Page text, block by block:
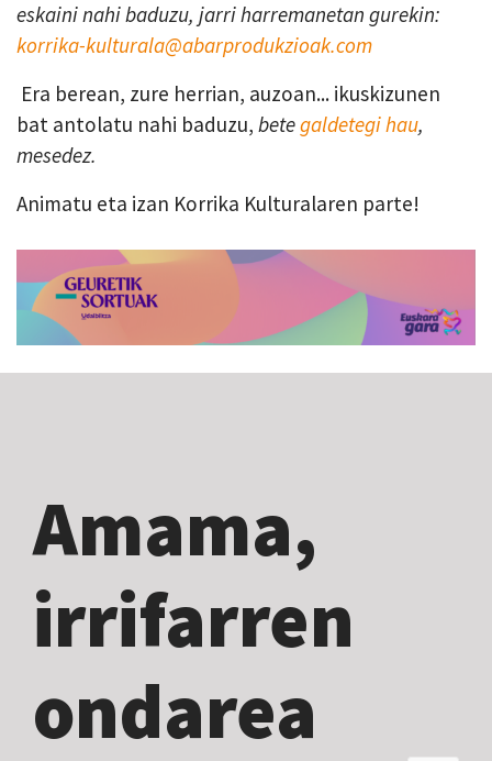
eskaini nahi baduzu, jarri harremanetan gurekin:
korrika-kulturala@abarprodukzioak.com
Era berean, zure herrian, auzoan... ikuskizunen
bat antolatu nahi baduzu, betegaldetegi hau,
mesedez.
Animatu eta izan Korrika Kulturalaren parte!
Amama,
irrifarren
ondarea